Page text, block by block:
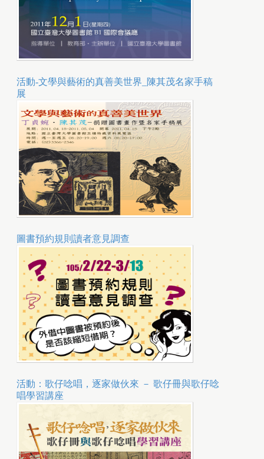
活動-文學與藝術的真善美世界_陳其茂名家手稿
展
圖書預約規則讀者意見調查
活動：歌仔唸唱，逐家做伙來 － 歌仔冊與歌仔唸
唱學習講座